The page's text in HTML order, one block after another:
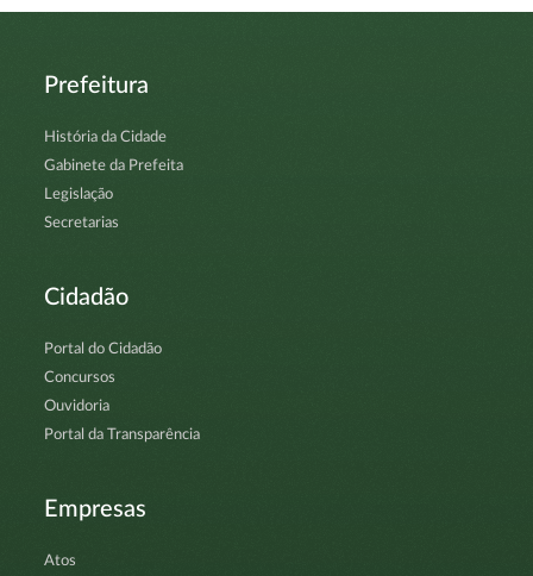
Prefeitura
História da Cidade
Gabinete da Prefeita
Legislação
Secretarias
Cidadão
Portal do Cidadão
Concursos
Ouvidoria
Portal da Transparência
Empresas
Atos